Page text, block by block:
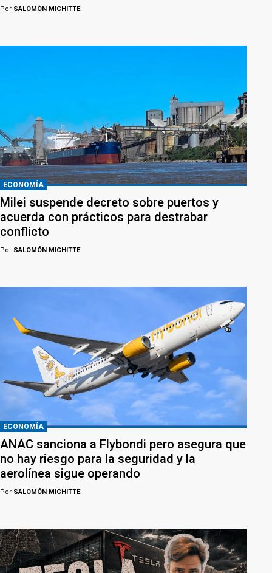
Por SALOMÓN MICHITTE
ECONOMÍA
Milei suspende decreto sobre puertos y
acuerda con prácticos para destrabar
conflicto
Por SALOMÓN MICHITTE
ECONOMÍA
ANAC sanciona a Flybondi pero asegura que
no hay riesgo para la seguridad y la
aerolínea sigue operando
Por SALOMÓN MICHITTE